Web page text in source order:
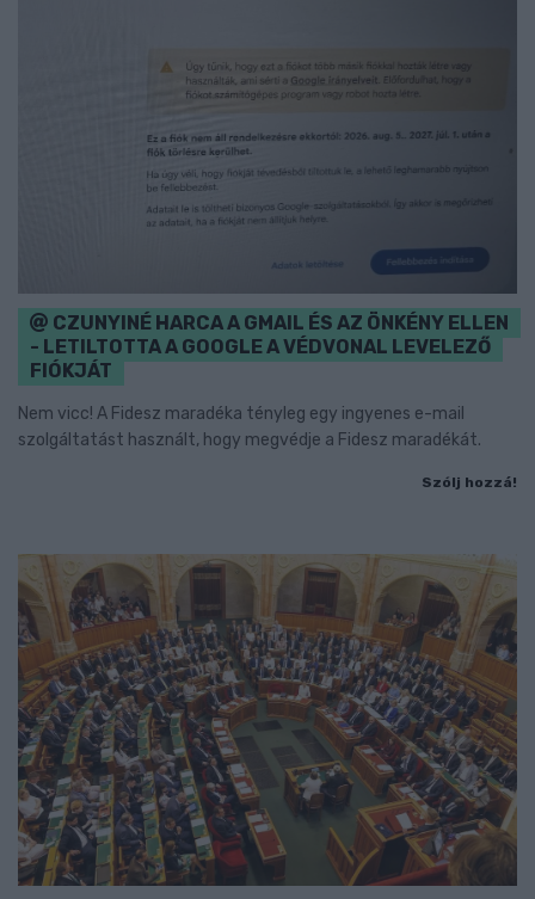
CZUNYINÉ HARCA A GMAIL ÉS AZ ÖNKÉNY ELLEN
- LETILTOTTA A GOOGLE A VÉDVONAL LEVELEZŐ
FIÓKJÁT
Nem vicc! A Fidesz maradéka tényleg egy ingyenes e-mail
szolgáltatást használt, hogy megvédje a Fidesz maradékát.
Szólj hozzá!